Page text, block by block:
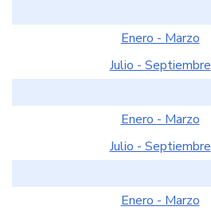
Enero - Marzo
Julio - Septiembre
Enero - Marzo
Julio - Septiembre
Enero - Marzo